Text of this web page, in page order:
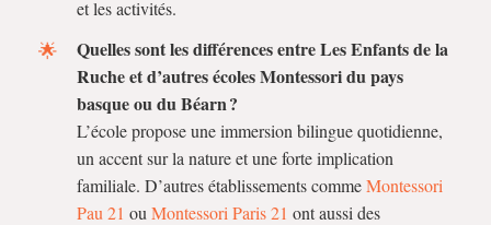
et les activités.
Quelles sont les différences entre Les Enfants de la
Ruche et d’autres écoles Montessori du pays
basque ou du Béarn ?
L’école propose une immersion bilingue quotidienne,
un accent sur la nature et une forte implication
familiale. D’autres établissements commeMontessori
Pau 21 ou Montessori Paris 21 ont aussi des